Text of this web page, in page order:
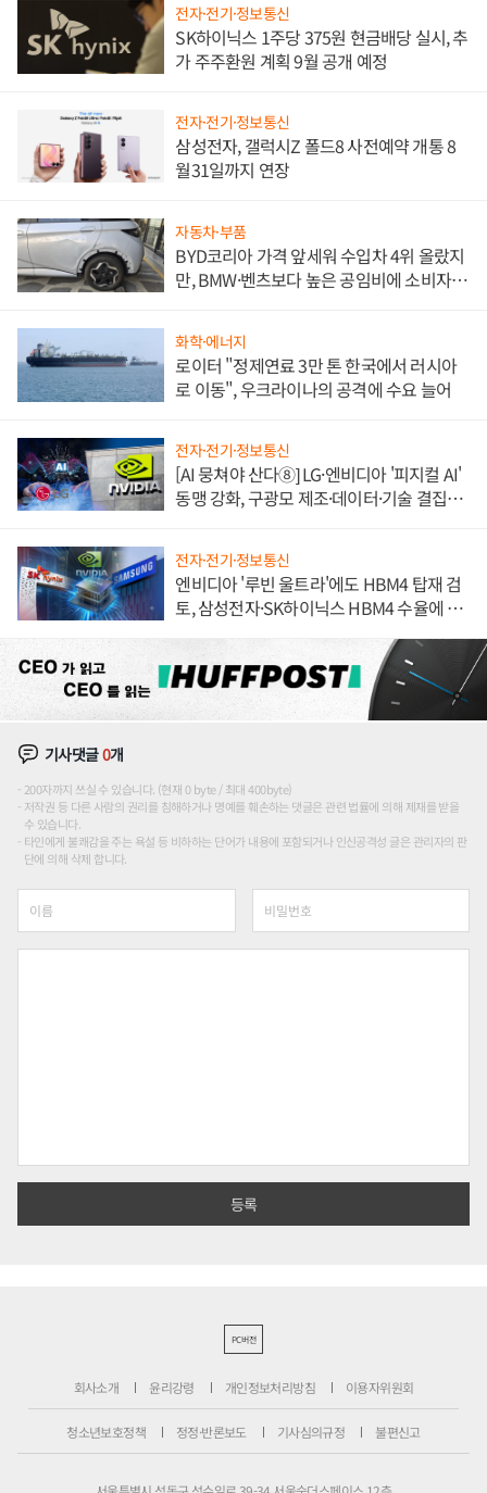
전자·전기·정보통신
SK하이닉스 1주당 375원 현금배당 실시, 추
가 주주환원 계획 9월 공개 예정
전자·전기·정보통신
삼성전자, 갤럭시Z 폴드8 사전예약 개통 8
월31일까지 연장
자동차·부품
BYD코리아 가격 앞세워 수입차 4위 올랐지
만, BMW·벤츠보다 높은 공임비에 소비자
화학·에너지
로이터 "정제연료 3만 톤 한국에서 러시아
로 이동", 우크라이나의 공격에 수요 늘어
전자·전기·정보통신
[AI 뭉쳐야 산다⑧] LG·엔비디아 '피지컬 AI'
동맹 강화, 구광모 제조·데이터·기술 결집
전자·전기·정보통신
엔비디아 '루빈 울트라'에도 HBM4 탑재 검
토, 삼성전자·SK하이닉스 HBM4 수율에 주
기사댓글0개
200자까지 쓰실 수 있습니다. (현재 0 byte / 최대 400byte)
저작권 등 다른 사람의 권리를 침해하거나 명예를 훼손하는 댓글은 관련 법률에 의해 제재를 받을
수 있습니다.
타인에게 불쾌감을 주는 욕설 등 비하하는 단어가 내용에 포함되거나 인신공격성 글은 관리자의 판
단에 의해 삭제 합니다.
PC버전
회사소개 윤리강령 개인정보처리방침 이용자위원회
청소년보호정책 정정·반론보도 기사심의규정 불편신고